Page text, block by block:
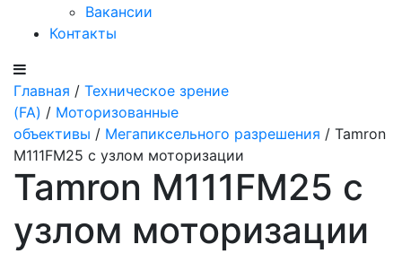
Вакансии
Контакты
Главная / Техническое зрение
(FA) / Моторизованные
объективы / Мегапиксельного разрешения / Tamron
M111FM25 с узлом моторизации
Tamron M111FM25 с
узлом моторизации